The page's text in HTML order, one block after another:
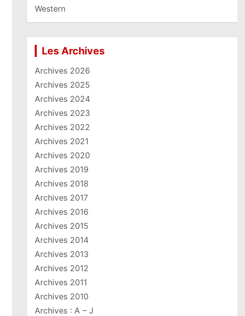
Western
Les Archives
Archives 2026
Archives 2025
Archives 2024
Archives 2023
Archives 2022
Archives 2021
Archives 2020
Archives 2019
Archives 2018
Archives 2017
Archives 2016
Archives 2015
Archives 2014
Archives 2013
Archives 2012
Archives 2011
Archives 2010
Archives : A – J